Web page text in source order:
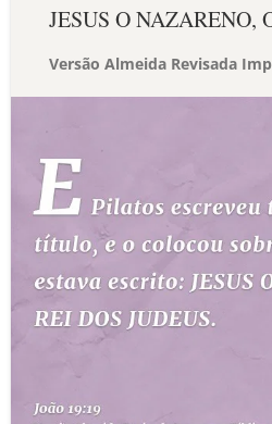
JESUS O NAZARENO,
Versão Almeida Revisada